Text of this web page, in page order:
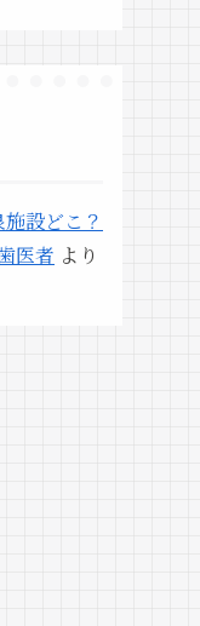
設どこ？
医者 より